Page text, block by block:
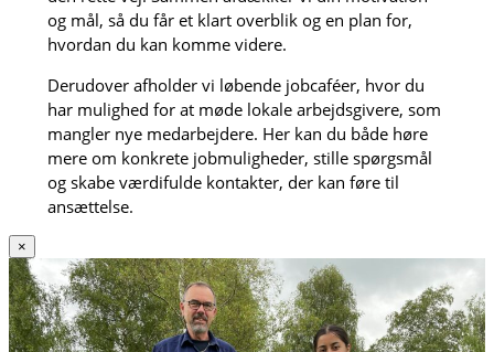
og mål, så du får et klart overblik og en plan for,
hvordan du kan komme videre.
Derudover afholder vi løbende jobcaféer, hvor du
har mulighed for at møde lokale arbejdsgivere, som
mangler nye medarbejdere. Her kan du både høre
mere om konkrete jobmuligheder, stille spørgsmål
og skabe værdifulde kontakter, der kan føre til
ansættelse.
×